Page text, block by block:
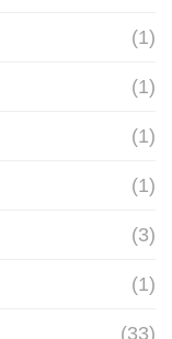
(1)
(1)
(1)
(1)
(3)
(1)
(33)